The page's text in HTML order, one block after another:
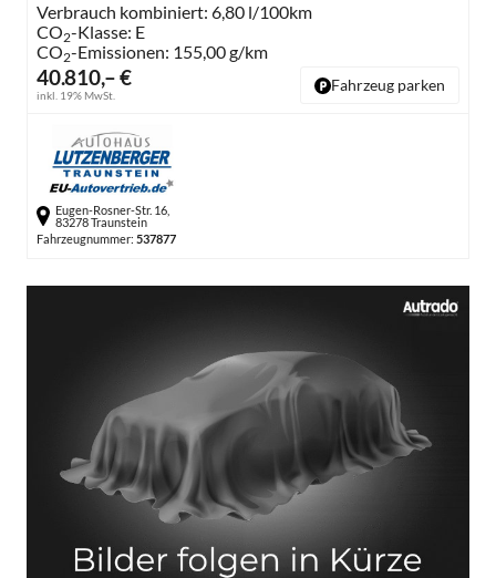
40.810,– €
inkl. 19% MwSt.
Verbrauch kombiniert: 6,80 l/100km
CO2-Klasse: E
CO2-Emissionen: 155,00 g/km
Fahrzeug parken
Eugen-Rosner-Str. 16,
83278 Traunstein
Fahrzeugnummer: 537877